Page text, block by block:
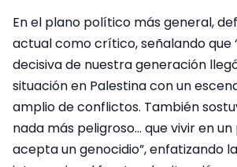
En el plano político más general,
actual como crítico, señalando que
decisiva de nuestra generación
situación en Palestina con un
amplio de conflictos. También
nada más peligroso… que vivir en
acepta un genocidio”, enfatizando